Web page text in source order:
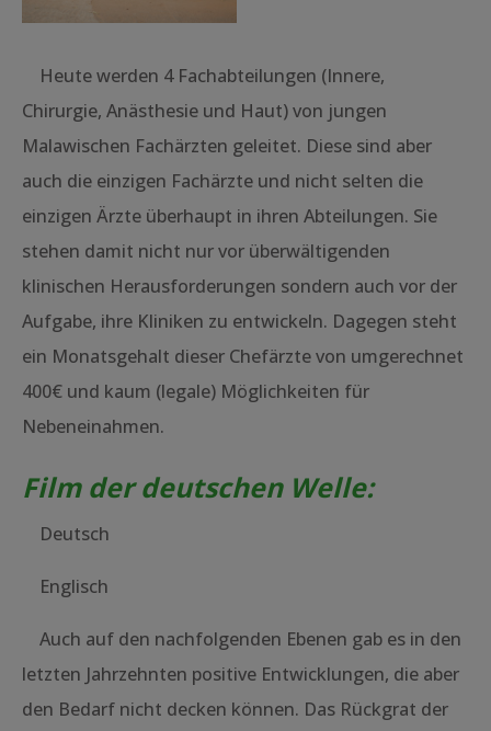
Heute werden 4 Fachabteilungen (Innere,
Chirurgie, Anästhesie und Haut) von jungen
Malawischen Fachärzten geleitet. Diese sind aber
auch die einzigen Fachärzte und nicht selten die
einzigen Ärzte überhaupt in ihren Abteilungen. Sie
stehen damit nicht nur vor überwältigenden
klinischen Herausforderungen sondern auch vor der
Aufgabe, ihre Kliniken zu entwickeln. Dagegen steht
ein Monatsgehalt dieser Chefärzte von umgerechnet
400€ und kaum (legale) Möglichkeiten für
Nebeneinahmen.
Film der deutschen Welle:
Deutsch
Englisch
Auch auf den nachfolgenden Ebenen gab es in den
letzten Jahrzehnten positive Entwicklungen, die aber
den Bedarf nicht decken können. Das Rückgrat der